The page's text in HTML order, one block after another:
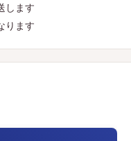
します
ります